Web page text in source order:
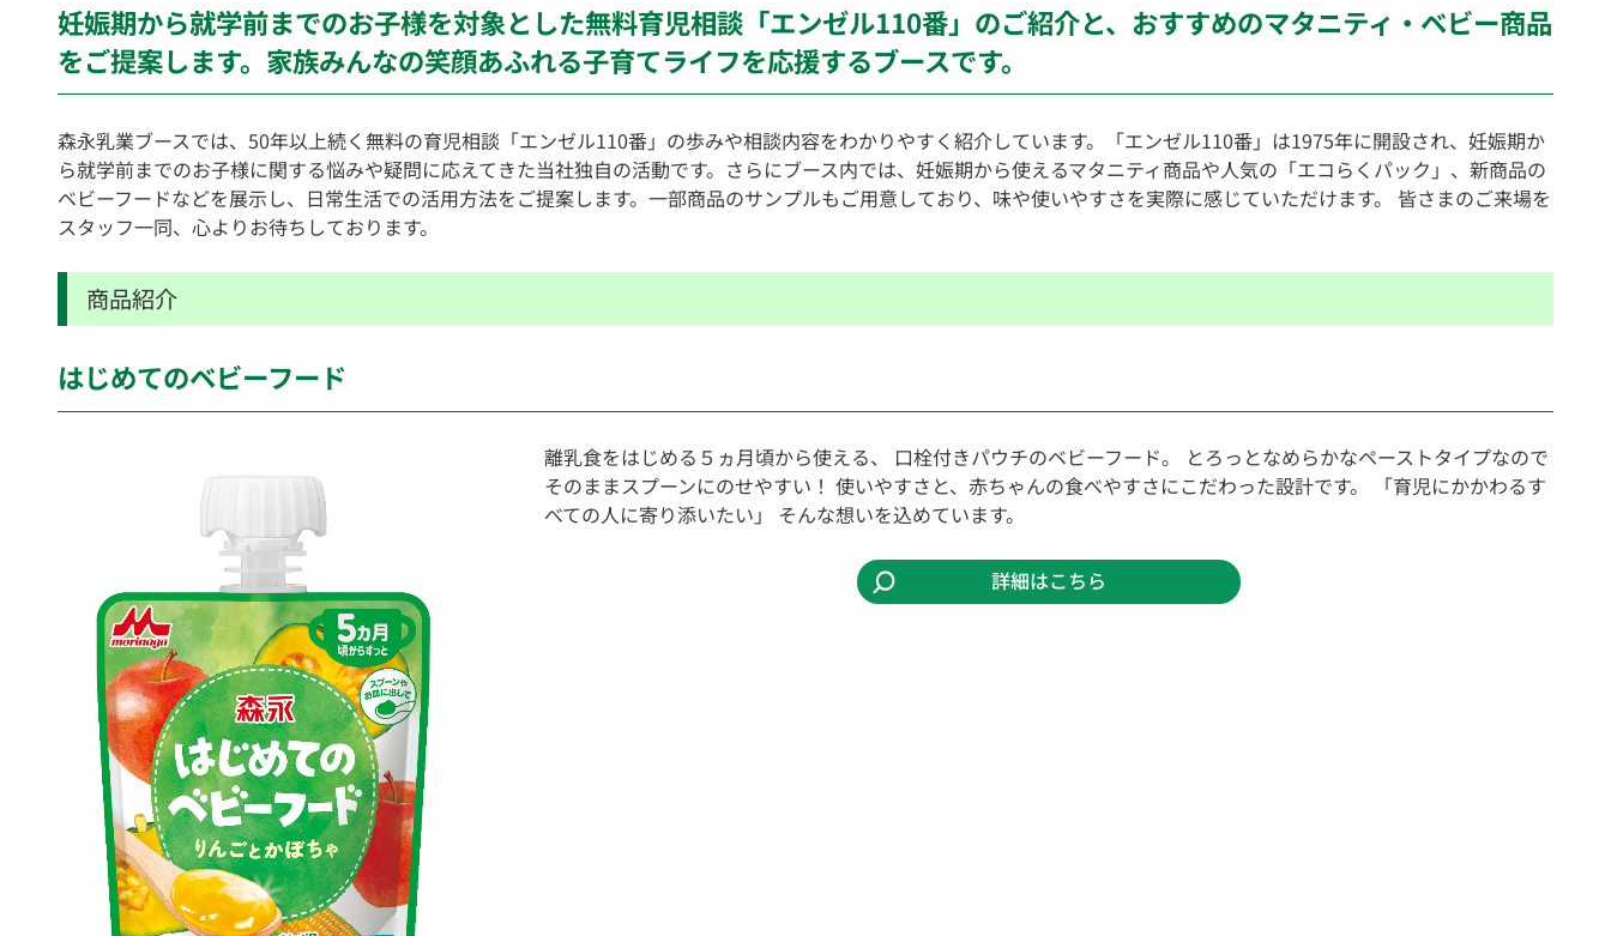
妊娠期から就学前までのお子様を対象とした無料育児相談「エンゼル110番」のご紹介と、おすすめのマタニティ・ベビー商品
をご提案します。家族みんなの笑顔あふれる子育てライフを応援するブースです。
森永乳業ブースでは、50年以上続く無料の育児相談「エンゼル110番」の歩みや相談内容をわかりやすく紹介しています。「エンゼル110番」は1975年に開設され、妊娠期か
ら就学前までのお子様に関する悩みや疑問に応えてきた当社独自の活動です。さらにブース内では、妊娠期から使えるマタニティ商品や人気の「エコらくパック」、新商品の
ベビーフードなどを展示し、日常生活での活用方法をご提案します。一部商品のサンプルもご用意しており、味や使いやすさを実際に感じていただけます。 皆さまのご来場を
スタッフ一同、心よりお待ちしております。
商品紹介
はじめてのベビーフード
離乳食をはじめる５ヵ月頃から使える、 口栓付きパウチのベビーフード。 とろっとなめらかなペーストタイプなので
そのままスプーンにのせやすい！ 使いやすさと、赤ちゃんの食べやすさにこだわった設計です。 「育児にかかわるす
べての人に寄り添いたい」 そんな想いを込めています。
詳細はこちら